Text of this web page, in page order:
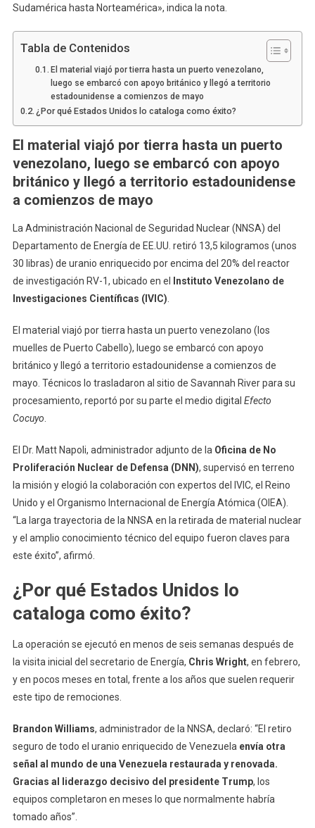
Sudamérica hasta Norteamérica», indica la nota.
Tabla de Contenidos
El material viajó por tierra hasta un puerto venezolano,
luego se embarcó con apoyo británico y llegó a territorio
estadounidense a comienzos de mayo
¿Por qué Estados Unidos lo cataloga como éxito?
El material viajó por tierra hasta un puerto
venezolano, luego se embarcó con apoyo
británico y llegó a territorio estadounidense
a comienzos de mayo
La Administración Nacional de Seguridad Nuclear (NNSA) del
Departamento de Energía de EE.UU. retiró 13,5 kilogramos (unos
30 libras) de uranio enriquecido por encima del 20% del reactor
de investigación RV-1, ubicado en el Instituto Venezolano de
Investigaciones Científicas (IVIC)
El material viajó por tierra hasta un puerto venezolano (los
muelles de Puerto Cabello), luego se embarcó con apoyo
británico y llegó a territorio estadounidense a comienzos de
mayo. Técnicos lo trasladaron al sitio de Savannah River para su
procesamiento, reportó por su parte el medio digital Efecto
Cocuyo
El Dr. Matt Napoli, administrador adjunto de la Oficina de No
Proliferación Nuclear de Defensa (DNN), supervisó en terreno
la misión y elogió la colaboración con expertos del IVIC, el Reino
Unido y el Organismo Internacional de Energía Atómica (OIEA).
“La larga trayectoria de la NNSA en la retirada de material nuclear
y el amplio conocimiento técnico del equipo fueron claves para
este éxito”, afirmó.
¿Por qué Estados Unidos lo
cataloga como éxito?
La operación se ejecutó en menos de seis semanas después de
la visita inicial del secretario de Energía, Chris Wright, en febrero,
y en pocos meses en total, frente a los años que suelen requerir
este tipo de remociones.
Brandon Williams, administrador de la NNSA, declaró: “El retiro
seguro de todo el uranio enriquecido de Venezuela envía otra
señal al mundo de una Venezuela restaurada y renovada.
Gracias al liderazgo decisivo del presidente Trump, los
equipos completaron en meses lo que normalmente habría
tomado años”.